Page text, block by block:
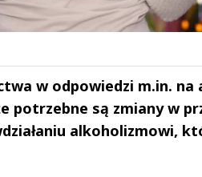
w odpowiedzi m.in.
potrzebne są zmiany w
alkoholizmowi,